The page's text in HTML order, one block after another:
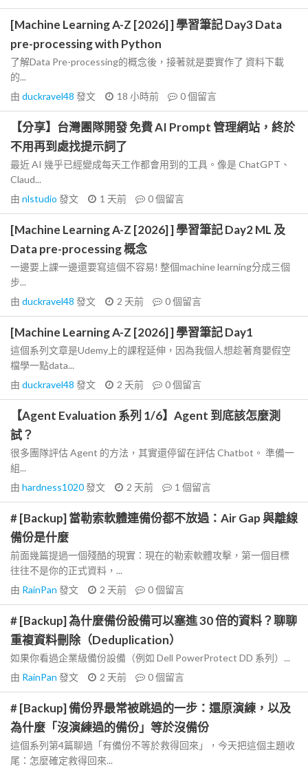
[Machine Learning A-Z [2026] ] 學習筆記 Day3 Data
pre-processing with Python
了解Data Pre-processing的概念後，接著就是要實作了 資料下載
的...
由 duckravel48 發文 18 小時前 0個留言
【分享】台灣團隊開發 免費 AI Prompt 管理網站，終於
不用再到處找提示詞了
最近 AI 幾乎已經變成每天工作都會用到的工具。像是 ChatGPT、
Claud...
由 nlstudio 發文 1 天前 0個留言
[Machine Learning A-Z [2026] ] 學習筆記 Day2 ML 及
Data pre-processing 概念
一邊要上課一邊還要寫這個不容易! 整個machine learning分成三個
步...
由 duckravel48 發文 2 天前 0個留言
[Machine Learning A-Z [2026] ] 學習筆記 Day1
這個系列文章是Udemy上的課程延伸，因為我個人想趁著育嬰假空
檔學一點data...
由 duckravel48 發文 2 天前 0個留言
【Agent Evaluation 系列 1/6】Agent 到底該怎麼測
試？
很多團隊評估 Agent 的方法，其實還停留在評估 Chatbot。 準備一
組...
由 hardness1020發文 2 天前 1 個留言
# [Backup] 當勒索軟體連備份都不放過：Air Gap 與離線
備份是什麼
前面幾篇提過一個殘酷的現實：現在的勒索軟體攻擊，第一個目標
往往不是你的正式資料，...
由 RainPan 發文 2 天前 0個留言
# [Backup] 為什麼備份設備可以塞進 30 倍的資料？聊聊
重複資料刪除（Deduplication）
如果你看過企業級備份設備（例如 Dell PowerProtect DD 系列）...
由 RainPan 發文 2 天前 0個留言
# [Backup] 備份界最常被跳過的一步：還原演練，以及
為什麼「沒演練過的備份」等於沒備份
這個系列第4篇聊過「有備份不等於救得回來」，今天把這個主題收
尾：怎麼確定救得回來...